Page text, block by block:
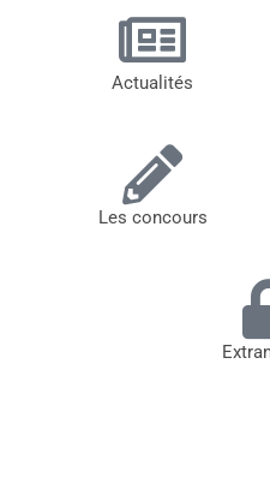
Actualités
Les concours